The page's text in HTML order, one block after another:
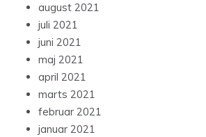
august 2021
juli 2021
juni 2021
maj 2021
april 2021
marts 2021
februar 2021
januar 2021